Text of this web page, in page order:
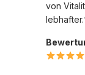
von